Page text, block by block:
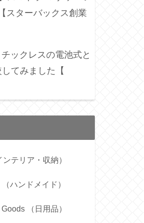
スターバックス創業
チックレスの電池式と
てみました【
テリア・収納）
ハンドメイド）
（日用品）